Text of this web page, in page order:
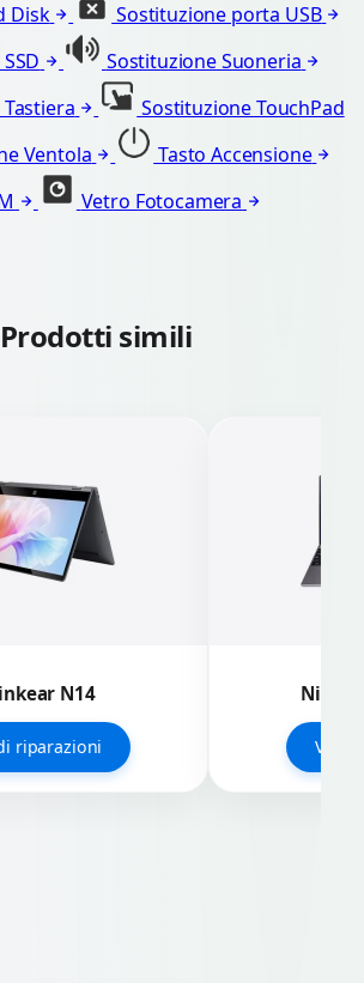
Disk
Sostituzione porta USB
Sostituzione Suoneria
Sostituzione TouchPad
Ventola
Tasto Accensione
Vetro Fotocamera
Prodotti simili
N14
riparazioni Vedi